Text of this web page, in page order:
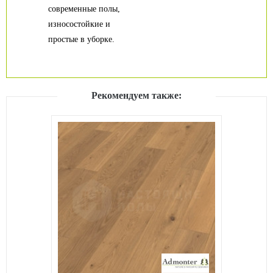
современные полы,
износостойкие и
простые в уборке.
Рекомендуем также: